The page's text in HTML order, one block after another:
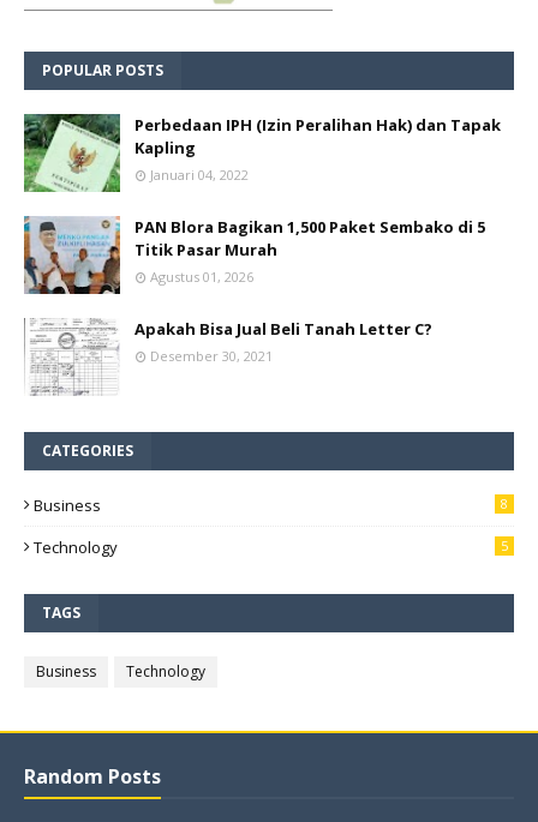
POPULAR POSTS
Perbedaan IPH (Izin Peralihan Hak) dan Tapak
Kapling
Januari 04, 2022
PAN Blora Bagikan 1,500 Paket Sembako di 5
Titik Pasar Murah
Agustus 01, 2026
Apakah Bisa Jual Beli Tanah Letter C?
Desember 30, 2021
CATEGORIES
Business 8
Technology 5
TAGS
Business Technology
Random Posts